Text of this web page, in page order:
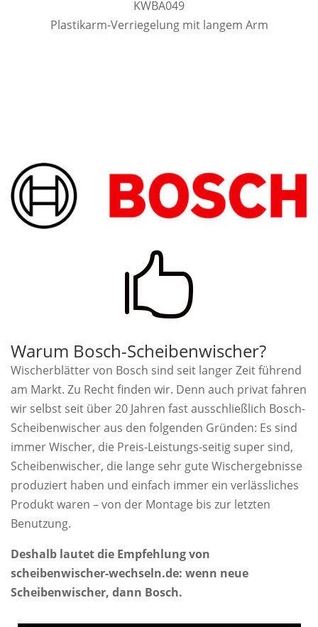
KWBA049
Plastikarm-Verriegelung mit langem Arm

Warum Bosch-Scheibenwischer?
Wischerblätter von Bosch sind seit langer Zeit führend
am Markt. Zu Recht finden wir. Denn auch privat fahren
wir selbst seit über 20 Jahren fast ausschließlich Bosch-
Scheibenwischer aus den folgenden Gründen: Es sind
immer Wischer, die Preis-Leistungs-seitig super sind,
Scheibenwischer, die lange sehr gute Wischergebnisse
produziert haben und einfach immer ein verlässliches
Produkt waren – von der Montage bis zur letzten
Benutzung.
Deshalb lautet die Empfehlung von
scheibenwischer-wechseln.de: wenn neue
Scheibenwischer, dann Bosch.